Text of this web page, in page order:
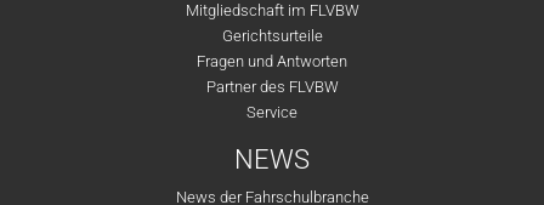
Mitgliedschaft im FLVBW
Gerichtsurteile
Fragen und Antworten
Partner des FLVBW
Service
NEWS
News der Fahrschulbranche